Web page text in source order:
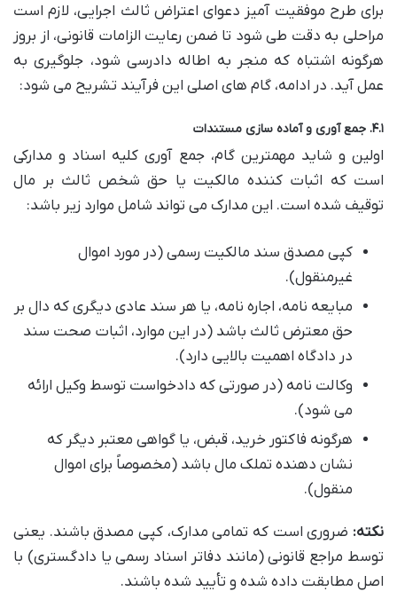
برای طرح موفقیت آمیز دعوای اعتراض ثالث اجرایی، لازم است
مراحلی به دقت طی شود تا ضمن رعایت الزامات قانونی، از بروز
هرگونه اشتباه که منجر به اطاله دادرسی شود، جلوگیری به
عمل آید. در ادامه، گام های اصلی این فرآیند تشریح می شود:
۴.۱. جمع آوری و آماده سازی مستندات
اولین و شاید مهمترین گام، جمع آوری کلیه اسناد و مدارکی
است که اثبات کننده مالکیت یا حق شخص ثالث بر مال
توقیف شده است. این مدارک می تواند شامل موارد زیر باشد:
کپی مصدق سند مالکیت رسمی (در مورد اموال
غیرمنقول).
مبایعه نامه، اجاره نامه، یا هر سند عادی دیگری که دال بر
حق معترض ثالث باشد (در این موارد، اثبات صحت سند
در دادگاه اهمیت بالایی دارد).
وکالت نامه (در صورتی که دادخواست توسط وکیل ارائه
می شود).
هرگونه فاکتور خرید، قبض، یا گواهی معتبر دیگر که
نشان دهنده تملک مال باشد (مخصوصاً برای اموال
منقول).
نکته: ضروری است که تمامی مدارک، کپی مصدق باشند. یعنی
توسط مراجع قانونی (مانند دفاتر اسناد رسمی یا دادگستری) با
اصل مطابقت داده شده و تأیید شده باشند.